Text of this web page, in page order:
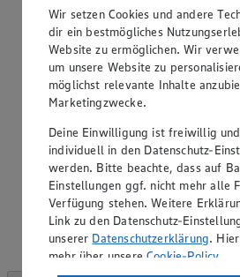
Rabattierter Preis von
Rabatt)
versch. Kocheigenschaften, aus
kg, (1 kg = 1,25)
Wir setzen Cookies und andere
dir ein bestmögliches
Website zu ermöglichen. Wir
um unsere Website zu
möglichst relevante Inhalte
Marketingzwecke.
Deine Einwilligung ist freiwillig
individuell in den Datenschutz-
werden. Bitte beachte, dass auf
Einstellungen ggf. nicht mehr alle
Verfügung stehen. Weitere
Link zu den Datenschutz-
unserer Datenschutzerklärung.
mehr über unsereCookie-Policy.